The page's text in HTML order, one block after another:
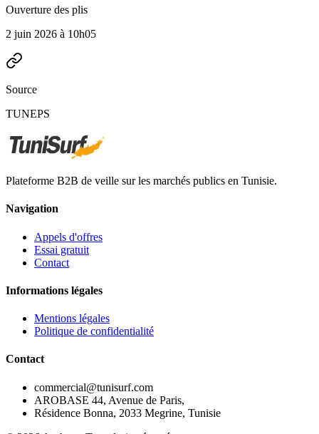
Ouverture des plis
2 juin 2026 à 10h05
Source
TUNEPS
Plateforme B2B de veille sur les marchés publics en Tunisie.
Navigation
Appels d'offres
Essai gratuit
Contact
Informations légales
Mentions légales
Politique de confidentialité
Contact
commercial@tunisurf.com
AROBASE 44, Avenue de Paris,
Résidence Bonna, 2033 Megrine, Tunisie